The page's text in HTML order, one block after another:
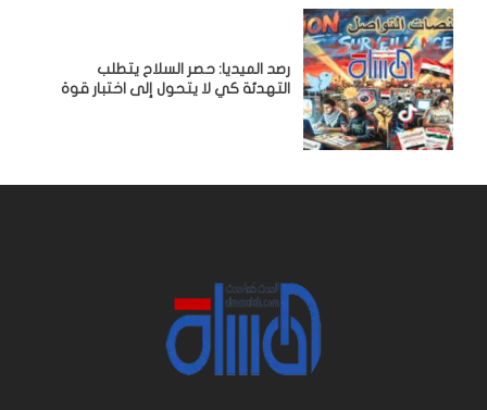
رصد الميديا: حصر السلاح يتطلب
التهدئة كي لا يتحول إلى اختبار قوة